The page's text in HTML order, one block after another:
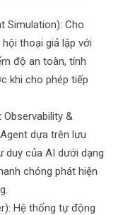
Simulation): Cho
thoại giả lập với
độ an toàn, tính
khi cho phép tiếp
&
dựa trên lưu
duy của AI dưới dạng
chóng phát hiện
Hệ thống tự động